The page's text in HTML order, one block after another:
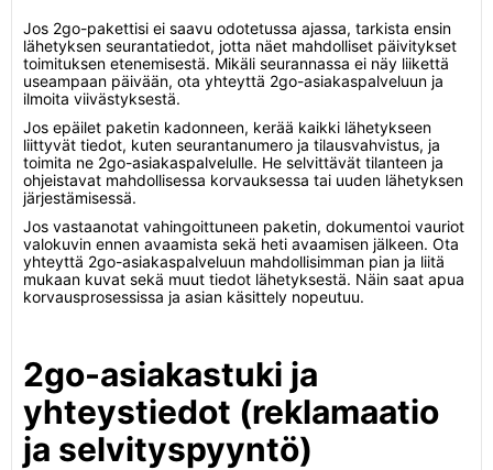
Jos 2go-pakettisi ei saavu odotetussa ajassa, tarkista ensin
lähetyksen seurantatiedot, jotta näet mahdolliset päivitykset
toimituksen etenemisestä. Mikäli seurannassa ei näy liikettä
useampaan päivään, ota yhteyttä 2go-asiakaspalveluun ja
ilmoita viivästyksestä.
Jos epäilet paketin kadonneen, kerää kaikki lähetykseen
liittyvät tiedot, kuten seurantanumero ja tilausvahvistus, ja
toimita ne 2go-asiakaspalvelulle. He selvittävät tilanteen ja
ohjeistavat mahdollisessa korvauksessa tai uuden lähetyksen
järjestämisessä.
Jos vastaanotat vahingoittuneen paketin, dokumentoi vauriot
valokuvin ennen avaamista sekä heti avaamisen jälkeen. Ota
yhteyttä 2go-asiakaspalveluun mahdollisimman pian ja liitä
mukaan kuvat sekä muut tiedot lähetyksestä. Näin saat apua
korvausprosessissa ja asian käsittely nopeutuu.
2go-asiakastuki ja
yhteystiedot (reklamaatio
ja selvityspyyntö)